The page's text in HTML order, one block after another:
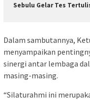
Sebulu Gelar Tes
Dalam sambutannya,
menyampaikan
sinergi antar lembaga
masing-masing.
“Silaturahmi ini